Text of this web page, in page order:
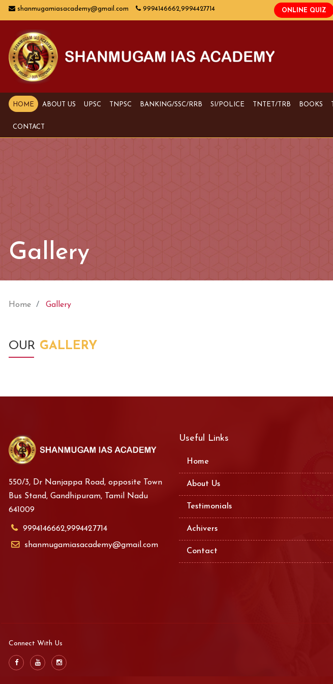
shanmugamiasacademy@gmail.com 9994146662,9994427714
HOME ABOUT US UPSC TNPSC BANKING/SSC/RRB SI/POLICE TNTET/TRB BOOKS
CONTACT
Gallery
Home Gallery
OUR GALLERY
550/3, Dr Nanjappa Road, opposite Town
Bus Stand, Gandhipuram, Tamil Nadu
641009
9994146662,9994427714
shanmugamiasacademy@gmail.com
Useful Links
Home
About Us
Testimonials
Achivers
Contact
Connect With Us